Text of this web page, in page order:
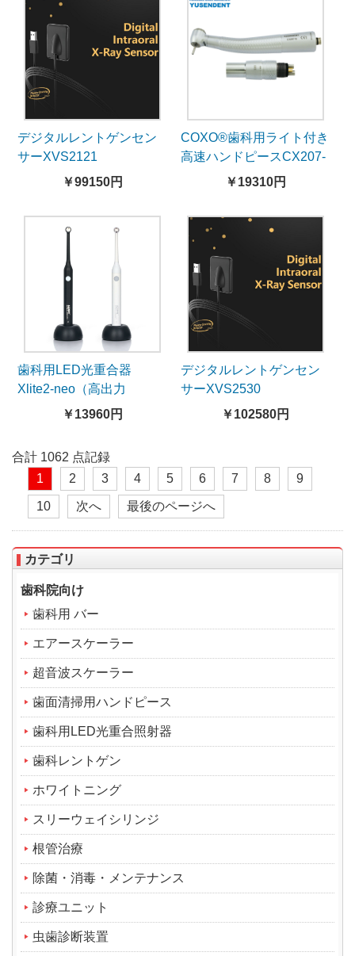
デジタルレントゲンセン
サーXVS2121
￥99150円
COXO®歯科用ライト付き
高速ハンドピースCX207-
GN-SP（NSKとコンパチ
き）
￥19310円
歯科用LED光重合器
Xlite2-neo（高出力
2300mW/cm²）
￥13960円
デジタルレントゲンセン
サーXVS2530
￥102580円
合計 1062 点記録
1
2 3 4 5 6 7 8 9
10 次へ 最後のページへ
カテゴリ
歯科院向け
歯科用 バー
エアースケーラー
超音波スケーラー
歯面清掃用ハンドピース
歯科用LED光重合照射器
歯科レントゲン
ホワイトニング
スリーウェイシリンジ
根管治療
除菌・消毒・メンテナンス
診療ユニット
虫歯診断装置